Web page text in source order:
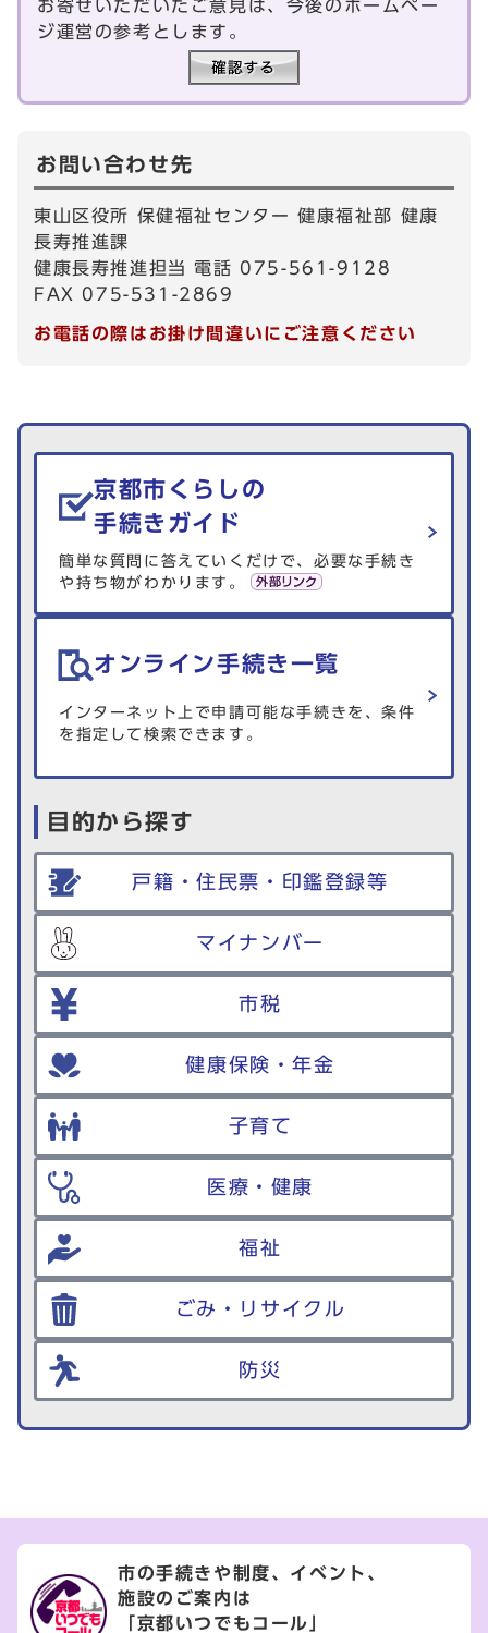
お寄せいただいたご意見は、今後のホームペー
ジ運営の参考とします。
お問い合わせ先
東山区役所 保健福祉センター 健康福祉部 健康
長寿推進課
健康長寿推進担当 電話 075-561-9128
FAX 075-531-2869
お電話の際はお掛け間違いにご注意ください
生活情報を探す
京都市くらしの
手続きガイド
簡単な質問に答えていくだけで、必要な手続き
や持ち物がわかります。
オンライン手続き一覧
インターネット上で申請可能な手続きを、条件
を指定して検索できます。
目的から探す
戸籍・住民票・印鑑登録等
マイナンバー
市税
健康保険・年金
子育て
医療・健康
福祉
ごみ・リサイクル
防災
市の手続きや制度、イベント、
施設のご案内は
「京都いつでもコール」